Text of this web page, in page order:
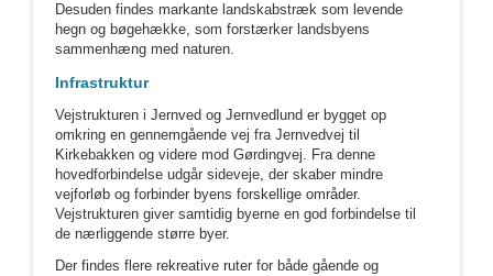
Desuden findes markante landskabstræk som levende
hegn og bøgehække, som forstærker landsbyens
sammenhæng med naturen.
Infrastruktur
Vejstrukturen i Jernved og Jernvedlund er bygget op
omkring en gennemgående vej fra Jernvedvej til
Kirkebakken og videre mod Gørdingvej. Fra denne
hovedforbindelse udgår sideveje, der skaber mindre
vejforløb og forbinder byens forskellige områder.
Vejstrukturen giver samtidig byerne en god forbindelse til
de nærliggende større byer.
Der findes flere rekreative ruter for både gående og